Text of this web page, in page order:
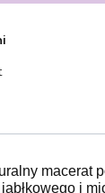
macerat
i